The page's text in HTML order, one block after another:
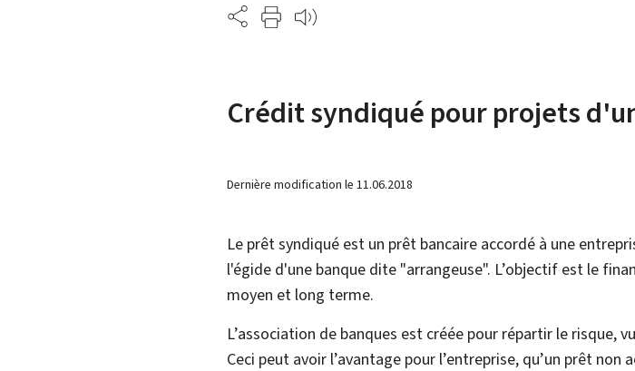
Partage
Crédit syndiqué pour projets
Dernière modification le 11.06.2018
Le prêt syndiqué est un prêt bancaire accordé à une
l'égide d'une banque dite "arrangeuse". L’objectif est le
moyen et long terme.
L’association de banques est créée pour répartir le
Ceci peut avoir l’avantage pour l’entreprise, qu’un prêt